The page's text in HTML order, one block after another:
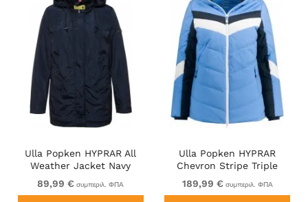
Ulla Popken HYPRAR All
Weather Jacket Navy
89,99 € συμπεριλ. ΦΠΑ
Ulla Popken HYPRAR
Chevron Stripe Triple
Function Quilted Fully
Lined Ski Jacket Pastel
189,99 € συμπεριλ. ΦΠΑ